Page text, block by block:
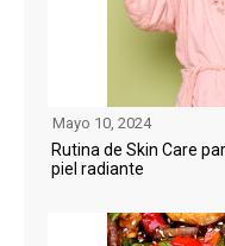
Mayo 10, 2024
Rutina de Skin Care
piel radiante